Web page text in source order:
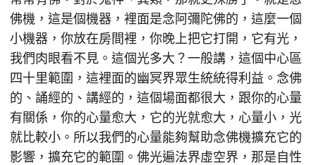
佛機，這是個機器，裡面是念阿彌陀佛的，這麼一個
小機器，你放在房間裡，你晚上把它打開，它有光，
我們肉眼看不見。這個光多大？一般講，這個中心區
四十里範圍，這裡面的幽冥界眾生統統得利益。念佛
的、誦經的、講經的，這個場面都很大，跟你的心量
有關係，你的心量愈大，它的光就愈大，心量小，光
就比較小。所以我們的心量能夠幫助念佛機擴充它的
影響，擴充它的範圍。佛光遍法界虛空界，那是自性